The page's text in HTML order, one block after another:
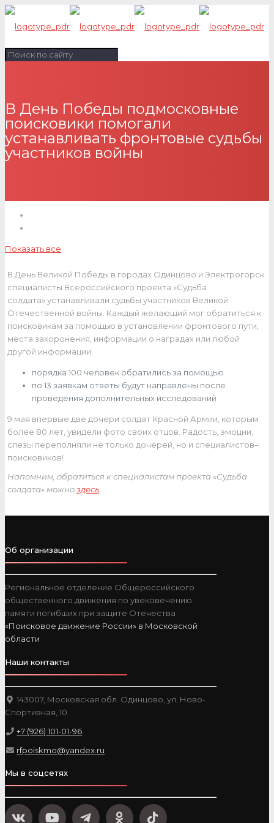
В День Победы подмосковные
поисковики помогали
устанавливать фронтовые судьбы
участников войны
Показать все
В День Великой Победы в городах Одинцово и Электрогорск
специалисты Всероссийского проекта «Судьба
солдата» устанавливали судьбы участников Великой
Отечественной войны. Каждый желающий мог обратиться к
поисковикам за помощью в установлении фронтового пути,
места захоронения, информации о наградах или любой
другой информации.
порядка 100 человек обратились за помощью
по 13 заявкам ответы будут направлены после
проведения дополнительных исследований
9 мая впервые две дочери солдат Красной Армии, которым
более 80 лет, увидели фото своих отцов. Радость, эмоции,
слезы переполняли не только дочерей, но и специалистов–
поисковиков!
Напомним, обратиться к специалистам проекта «Судьба
солдата» можноздесь
Об организации
Региональное отделение Общероссийского
общественного движения по увековечению
памяти погибших при защите Отечества
«Поисковое движение России» в Московской
области
Наши контакты
143007, Московская обл. Одинцово, ул. Ново-
Спортивная, 10
+7 (926) 101-01-96
rfpoiskmo@yandex.ru
Мы в соцсетях